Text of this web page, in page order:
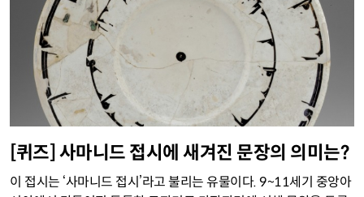
[퀴즈] 사마니드 접시에 새겨진 문장의 의미는?
이 접시는 ‘사마니드 접시’라고 불리는 유물이다. 9~11세기 중앙아